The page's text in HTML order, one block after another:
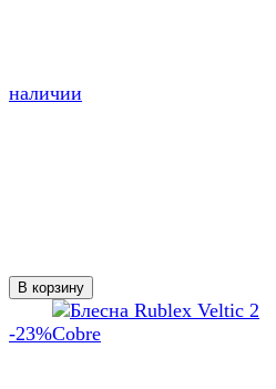
наличии
В корзину
-23%